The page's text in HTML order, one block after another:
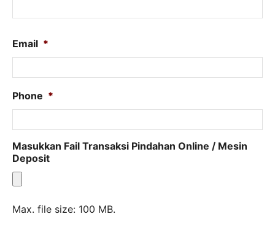
Email *
Phone *
Masukkan Fail Transaksi Pindahan Online / Mesin
Deposit
Max. file size: 100 MB.